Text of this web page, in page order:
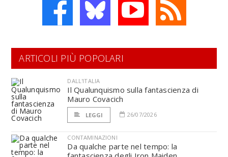
ARTICOLI PIÙ POPOLARI
DALL'ITALIA
Il Qualunquismo sulla fantascienza di
Mauro Covacich
LEGGI 26/07/2026
CONTAMINAZIONI
Da qualche parte nel tempo: la